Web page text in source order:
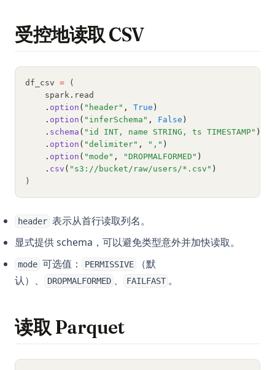
受控地读取 CSV
df_csv = (
    spark
. read
. option ( "header" , True )
. option ( "inferSchema" , False )
. schema ( "id INT, name STRING, ts TIMESTAMP" )
. option ( "delimiter" , "," )
. option ( "mode" , "DROPMALFORMED" )
. csv ( "s3://bucket/raw/users/*.csv" )
)
header 表示从首行读取列名。
显式提供 schema，可以避免类型意外并加快读取。
mode 可选值： PERMISSIVE
（默
认）、
DROPMALFORMED 、 FAILFAST 。
读取 Parquet